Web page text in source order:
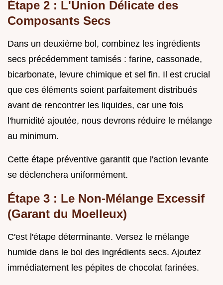
Étape 2 : L'Union Délicate des
Composants Secs
Dans un deuxième bol, combinez les ingrédients
secs précédemment tamisés : farine, cassonade,
bicarbonate, levure chimique et sel fin. Il est crucial
que ces éléments soient parfaitement distribués
avant de rencontrer les liquides, car une fois
l'humidité ajoutée, nous devrons réduire le mélange
au minimum.
Cette étape préventive garantit que l'action levante
se déclenchera uniformément.
Étape 3 : Le Non-Mélange Excessif
(Garant du Moelleux)
C'est l'étape déterminante. Versez le mélange
humide dans le bol des ingrédients secs. Ajoutez
immédiatement les pépites de chocolat farinées.